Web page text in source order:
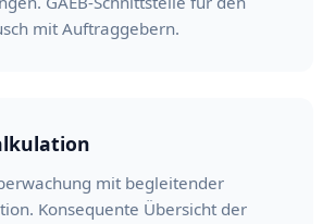
mit Auftraggebern.
mit begleitender
Konsequente Übersicht der